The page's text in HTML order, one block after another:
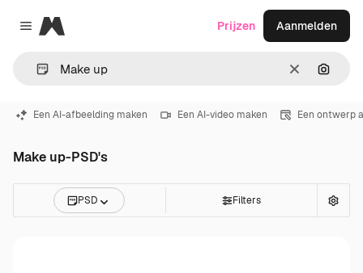
Close menu
Magnific
Wissen
Prijzen Aanmelden
Een AI-afbeelding maken Een AI-video maken Een ontwerp
Make up-PSD's
PSD Filters